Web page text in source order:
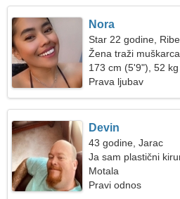
Nora
Star 22 godine, Ribe
Žena traži
173 cm (5'9"), 52
Prava ljubav
Devin
43 godine, Jarac
Ja sam plastični
Motala
Pravi odnos